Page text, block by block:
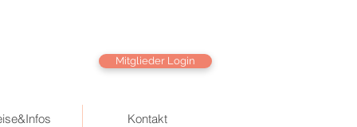
Mitglieder Login
Kontakt